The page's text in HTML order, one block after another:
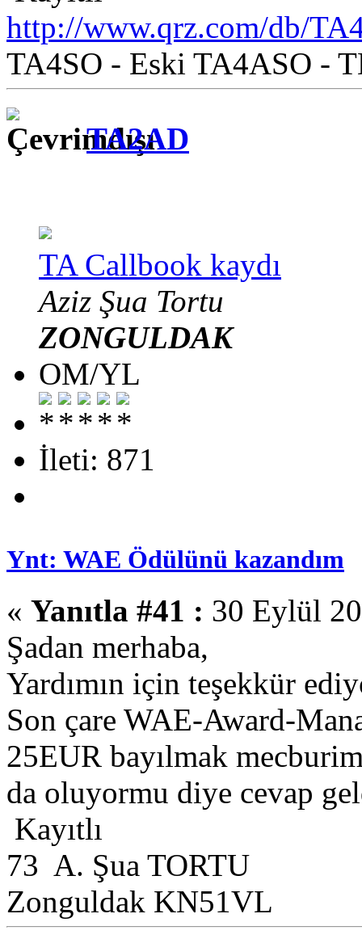
http://www.qrz.com/db/
TA4SO - Eski TA4ASO -
TA2AD
TA Callbook kaydı
Aziz Şua Tortu
ZONGULDAK
OM/YL
İleti: 871
Ynt: WAE Ödülünü kazandım
« Yanıtla #41 : 30 Eylül
Şadan merhaba,
Yardımın için teşekkür
Son çare WAE-Award-
25EUR bayılmak
da oluyormu diye cevap
Kayıtlı
73 A. Şua TORTU
Zonguldak KN51VL